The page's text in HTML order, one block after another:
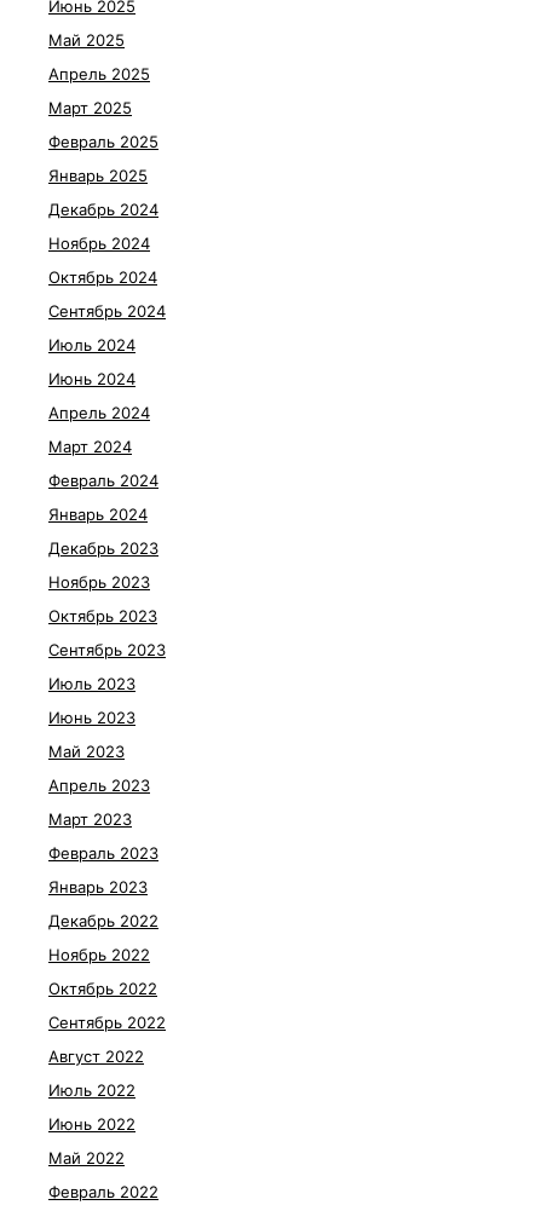
Июнь 2025
Май 2025
Апрель 2025
Март 2025
Февраль 2025
Январь 2025
Декабрь 2024
Ноябрь 2024
Октябрь 2024
Сентябрь 2024
Июль 2024
Июнь 2024
Апрель 2024
Март 2024
Февраль 2024
Январь 2024
Декабрь 2023
Ноябрь 2023
Октябрь 2023
Сентябрь 2023
Июль 2023
Июнь 2023
Май 2023
Апрель 2023
Март 2023
Февраль 2023
Январь 2023
Декабрь 2022
Ноябрь 2022
Октябрь 2022
Сентябрь 2022
Август 2022
Июль 2022
Июнь 2022
Май 2022
Февраль 2022